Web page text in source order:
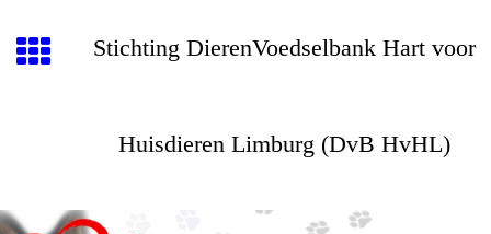
Stichting DierenVoedselbank Hart voor
Huisdieren Limburg (DvB HvHL)